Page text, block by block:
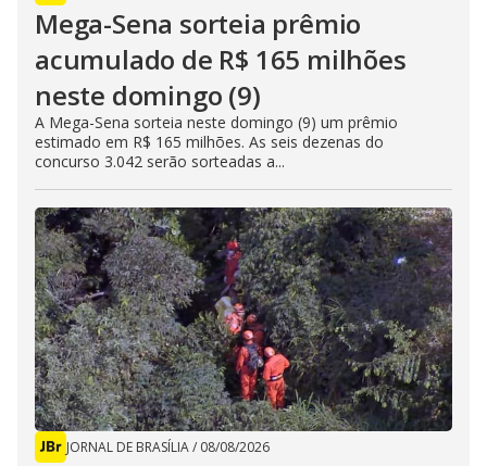
Mega-Sena sorteia prêmio
acumulado de R$ 165 milhões
neste domingo (9)
A Mega-Sena sorteia neste domingo (9) um prêmio
estimado em R$ 165 milhões. As seis dezenas do
concurso 3.042 serão sorteadas a...
JORNAL DE BRASÍLIA/ 08/08/2026